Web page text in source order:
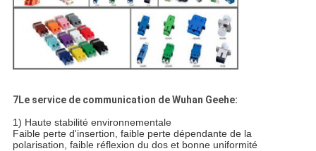
7Le service de communication de Wuhan Geehe:
1) Haute stabilité environnementale
Faible perte d'insertion, faible perte dépendante de la
polarisation, faible réflexion du dos et bonne uniformité